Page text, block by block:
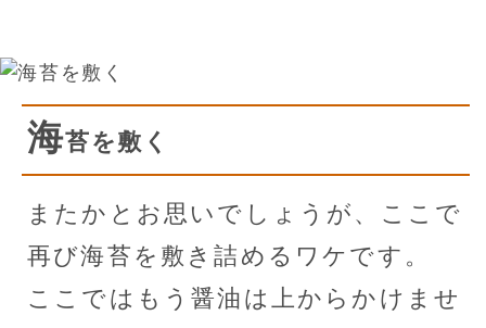
海苔を敷く
またかとお思いでしょうが、ここで
再び海苔を敷き詰めるワケです。
ここではもう醤油は上からかけませ